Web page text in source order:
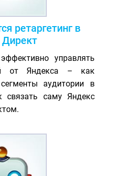
ретаргетинг в
управлять
от Яндекса – как
аудитории в
связать саму Яндекс